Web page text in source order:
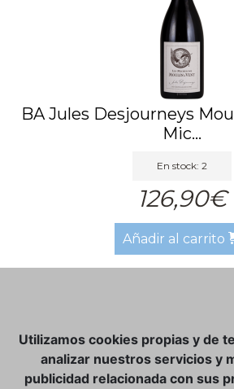
BA Jules Desjourneys
Mic...
En stock: 2
126,90€
Añadir al carrito
CLUB VINATER
CONTACTO
Utilizamos cookies propias y de
analizar nuestros servicios y
publicidad relacionada con sus